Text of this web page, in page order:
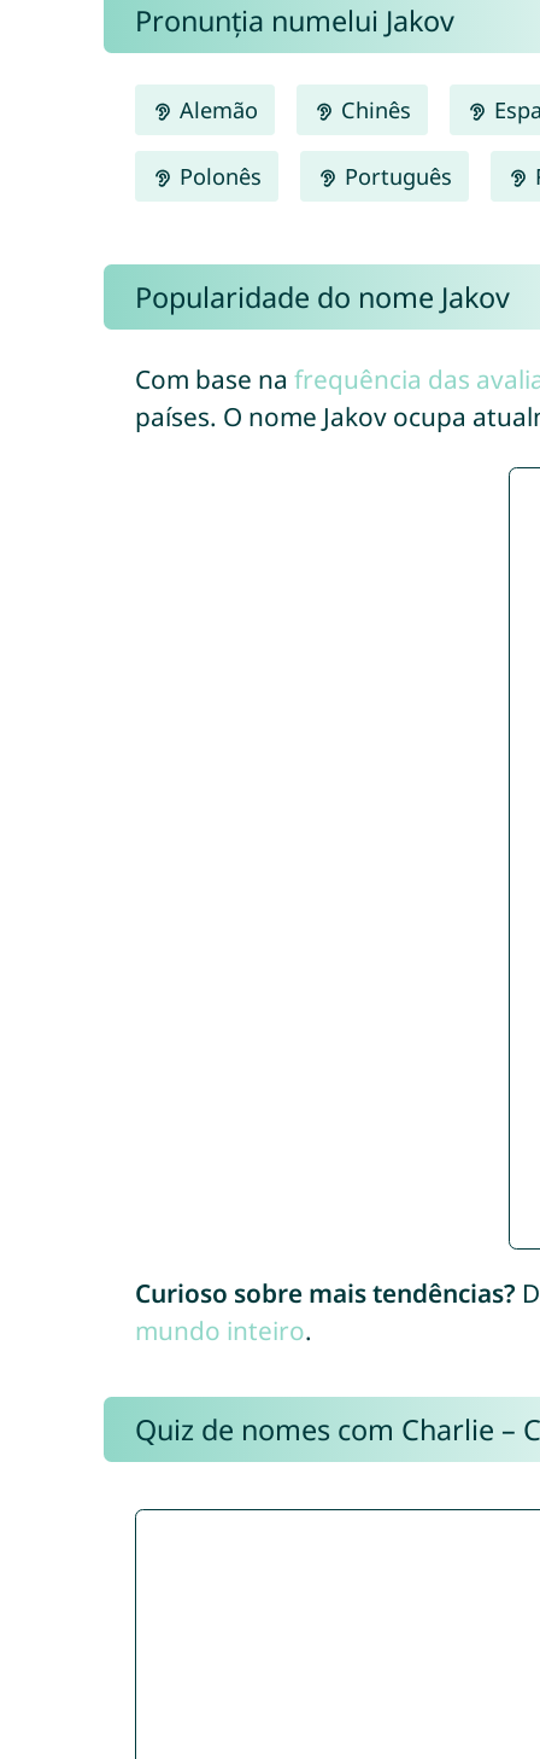
Pronunția numelui Jakov
Alemão Chinês
Polonês Português
Popularidade do nome Jakov
Com base na frequência das
países. O nome Jakov ocupa
Curioso sobre mais tendências?
mundo inteiro.
Quiz de nomes com Charlie –